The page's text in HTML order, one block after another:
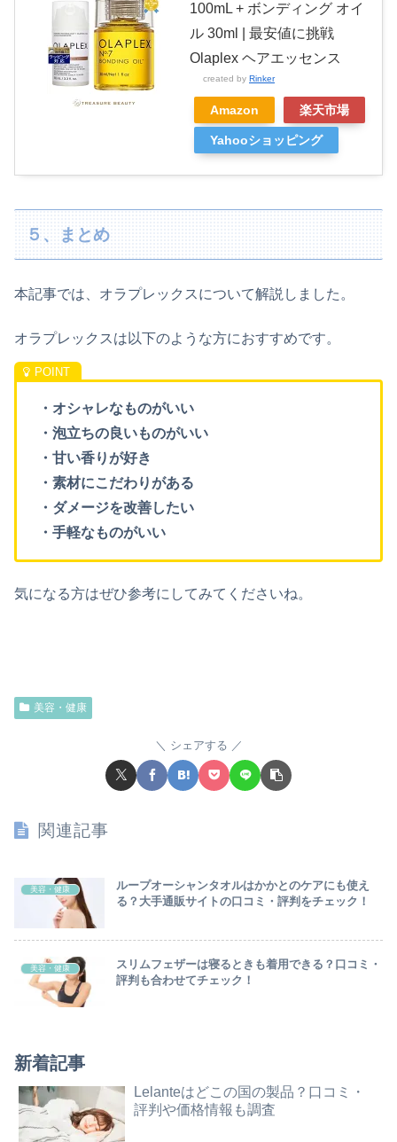
100mL + ボンディング オイ
ル 30ml | 最安値に挑戦
Olaplex ヘアエッセンス
created by Rinker
Amazon 楽天市場
Yahooショッピング
５、まとめ
本記事では、オラプレックスについて解説しました。
オラプレックスは以下のような方におすすめです。
・オシャレなものがいい
・泡立ちの良いものがいい
・甘い香りが好き
・素材にこだわりがある
・ダメージを改善したい
・手軽なものがいい
気になる方はぜひ参考にしてみてくださいね。
美容・健康
シェアする
関連記事
美容・健康
ループオーシャンタオルはかかとのケアにも使え
る？大手通販サイトの口コミ・評判をチェック！
美容・健康
スリムフェザーは寝るときも着用できる？口コミ・
評判も合わせてチェック！
新着記事
Lelanteはどこの国の製品？口コミ・
評判や価格情報も調査